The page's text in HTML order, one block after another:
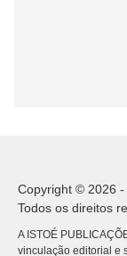
Copyright © 2026 -
Todos os direitos
A ISTOÉ
vinculação editorial e